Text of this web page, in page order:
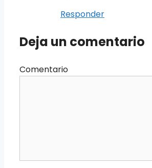
Responder
Deja un comentario
Comentario